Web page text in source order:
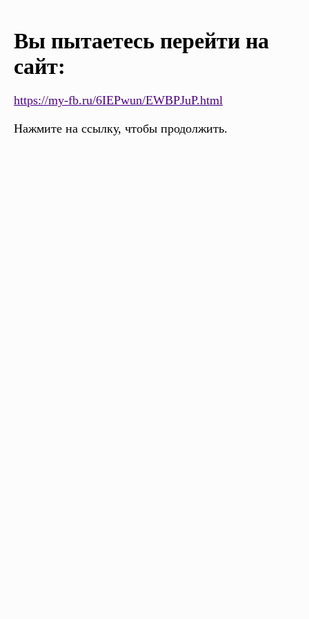
Вы пытаетесь перейти на
сайт:
https://my-fb.ru/6IEPwun/EWBPJuP.html
Нажмите на ссылку, чтобы продолжить.